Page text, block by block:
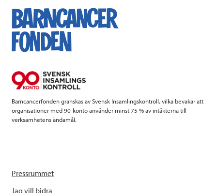
e
b
k
t
t
k
e
Barncancerfonden granskas av Svensk Insamlingskontroll, vilka bevakar att
organisationer med 90-konto använder minst 75 % av intäkterna till
verksamhetens ändamål.
Pressrummet
Jag vill bidra